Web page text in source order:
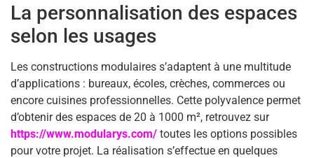
La personnalisation des espaces
selon les usages
Les constructions modulaires s’adaptent à une multitude
d’applications : bureaux, écoles, crèches, commerces ou
encore cuisines professionnelles. Cette polyvalence permet
d’obtenir des espaces de 20 à 1000 m², retrouvez sur
https://www.modularys.com/ toutes les options possibles
pour votre projet. La réalisation s’effectue en quelques